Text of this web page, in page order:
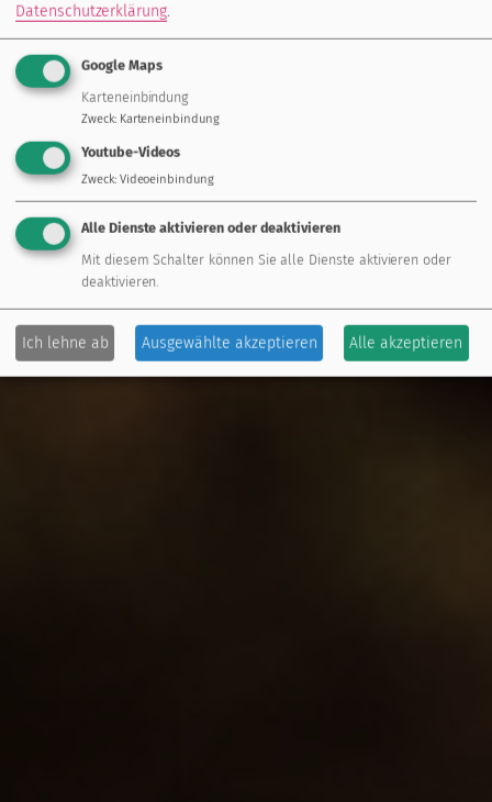
Datenschutzerklärung.
Google Maps
Karteneinbindung
Zweck: Karteneinbindung
Youtube-Videos
Zweck: Videoeinbindung
Alle Dienste aktivieren oder deaktivieren
Mit diesem Schalter können Sie alle Dienste aktivieren oder
deaktivieren.
Ich lehne ab Ausgewählte akzeptieren Alle akzeptieren